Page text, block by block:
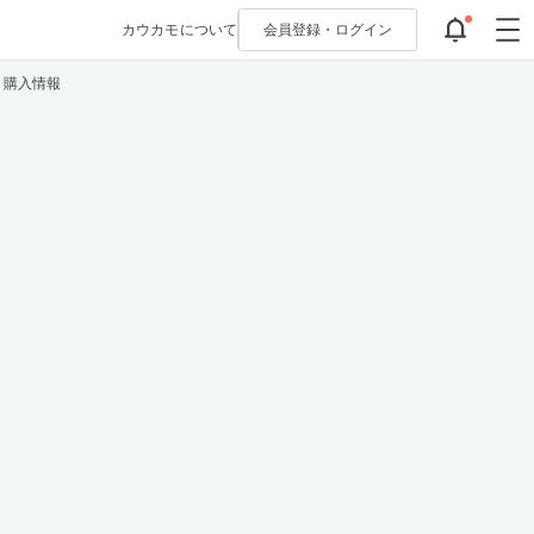
カウカモについて 会員登録・ ログイン
入情報